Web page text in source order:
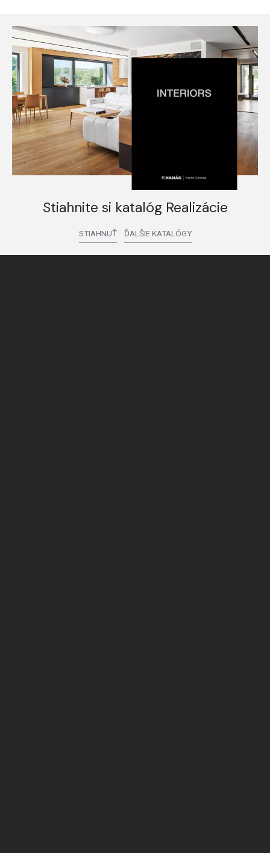
Stiahnite si katalóg Realizácie
STIAHNUŤ ĎALŠIE KATALÓGY